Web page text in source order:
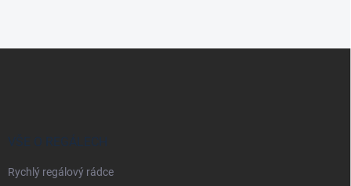
VŠE O REGÁLECH
Rychlý regálový rádce